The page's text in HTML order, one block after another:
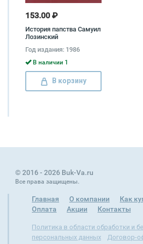
153.00 ₽
История папства Самуил
Лозинский
Год издания: 1986
В наличии 1
В корзину
© 2016 - 2026 Buk-Va.ru
Все права защищены.
Главная О компании Как
Оплата
Акции Контакты
Политика в области обработки и
персональных данных
Договор-